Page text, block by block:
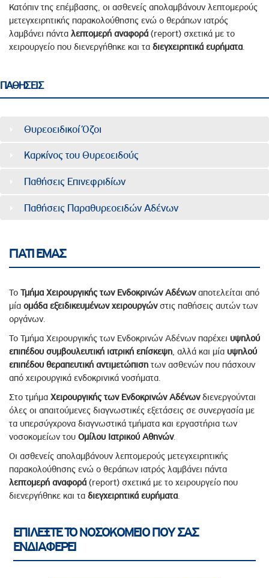
Κατόπιν της επέμβασης, οι ασθενείς απολαμβάνουν λεπτομερούς
μετεγχειρητικής παρακολούθησης ενώ ο θεράπων ιατρός
λαμβάνει πάντα λεπτομερή αναφορά (report) σχετικά με το
χειρουργείο που διενεργήθηκε και τα διεγχειρητικά ευρήματα.
ΠΑΘΗΣΕΙΣ
Θυρεοειδικοί Όζοι
Καρκίνος του Θυρεοειδούς
Παθήσεις Επινεφριδίων
Παθήσεις Παραθυρεοειδών Αδένων
ΓΙΑΤΙ ΕΜΑΣ
Το Τμήμα Χειρουργικής των Ενδοκρινών Aδένωναποτελείται από
μία ομάδα εξειδικευμένων χειρουργώνστις παθήσεις αυτών των
οργάνων.
Το Τμήμα Χειρουργικής των Ενδοκρινών Aδένων παρέχει υψηλού
επιπέδου συμβουλευτική ιατρική επίσκεψη, αλλά και μία υψηλού
επιπέδου θεραπευτική αντιμετώπιση των ασθενών που πάσχουν
από χειρουργικά ενδοκρινικά νοσήματα.
Στο τμήμα Χειρουργικής των Ενδοκρινών Αδένωνδιενεργούνται
όλες οι απαιτούμενες διαγνωστικές εξετάσεις σε συνεργασία με
τα υπερσύγχρονα διαγνωστικά τμήματα και εργαστήρια των
νοσοκομείων του Ομίλου Ιατρικού Αθηνών.
Οι ασθενείς απολαμβάνουν λεπτομερούς μετεγχειρητικής
παρακολούθησης ενώ ο θεράπων ιατρός λαμβάνει πάντα
λεπτομερή αναφορά (report) σχετικά με το χειρουργείο που
διενεργήθηκε και τα διεγχειρητικά ευρήματα.
ΕΠΙΛΕΞΤΕ ΤΟ ΝΟΣΟΚΟΜΕΙΟ ΠΟΥ ΣΑΣ
ΕΝΔΙΑΦΕΡΕΙ